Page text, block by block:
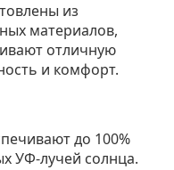
из
материалов,
отличную
и комфорт.
до 100%
УФ-лучей солнца.